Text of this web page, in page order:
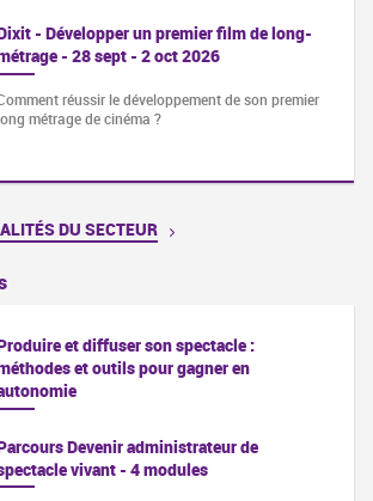
- Développer un premier film de long-
- 28 sept - 2 oct 2026
réussir le développement de son premier
métrage de cinéma ?
DU SECTEUR
et diffuser son spectacle :
et outils pour gagner en
Devenir administrateur de
vivant - 4 modules